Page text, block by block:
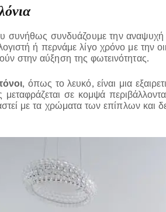
συνήθως συνδυάζουμε την
ή περνάμε λίγο χρόνο με την
στην αύξηση της φωτεινότητας.
, όπως το λευκό, είναι μια
μεταφράζεται σε κομψά
με τα χρώματα των επίπλων και